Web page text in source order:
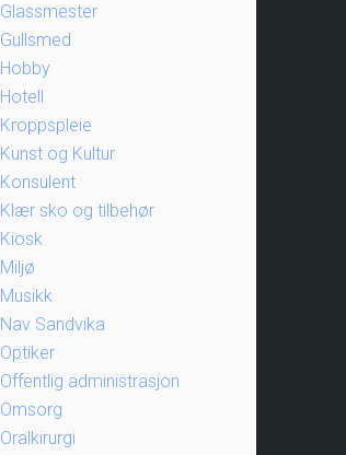
Glassmester
Gullsmed
Hobby
Hotell
Kroppspleie
Kunst og Kultur
Konsulent
Klær sko og tilbehør
Kiosk
Miljø
Musikk
Nav Sandvika
Optiker
Offentlig administrasjon
Omsorg
Oralkirurgi